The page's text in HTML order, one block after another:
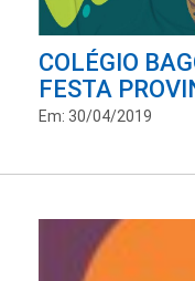
COLÉGIO
FESTA
Em: 30/04/2019